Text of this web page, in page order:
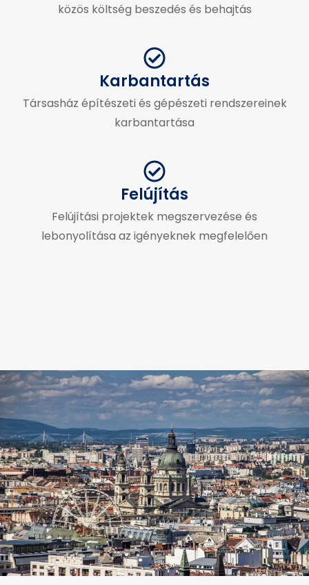
közös költség beszedés és behajtás
Karbantartás
Társasház építészeti és gépészeti rendszereinek
karbantartása
Felújítás
Felújítási projektek megszervezése és
lebonyolítása az igényeknek megfelelően